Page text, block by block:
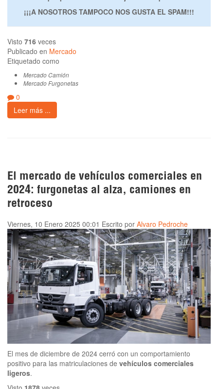
¡¡¡A NOSOTROS TAMPOCO NOS GUSTA EL SPAM!!!
Visto 716 veces
Publicado en Mercado
Etiquetado como
Mercado Camión
Mercado Furgonetas
0
Leer más ...
El mercado de vehículos comerciales en
2024: furgonetas al alza, camiones en
retroceso
Viernes, 10 Enero 2025 00:01 Escrito por Alvaro Pedroche
El mes de diciembre de 2024 cerró con un comportamiento
positivo para las matriculaciones de vehículos comerciales
ligeros.